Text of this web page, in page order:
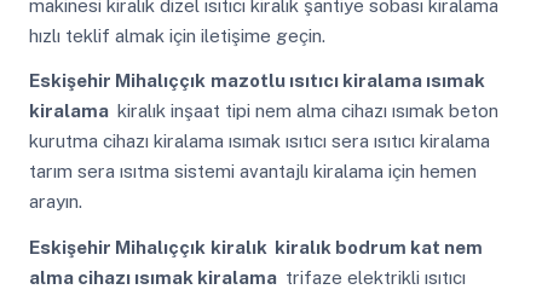
makinesi kiralık dizel ısıtıcı kiralık şantiye sobası kiralama
hızlı teklif almak için iletişime geçin.
Eskişehir Mihalıççık mazotlu ısıtıcı kiralama ısımak
kiralama kiralık inşaat tipi nem alma cihazı ısımak beton
kurutma cihazı kiralama ısımak ısıtıcı sera ısıtıcı kiralama
tarım sera ısıtma sistemi avantajlı kiralama için hemen
arayın.
Eskişehir Mihalıççık kiralık kiralık bodrum kat nem
alma cihazı ısımak kiralama trifaze elektrikli ısıtıcı